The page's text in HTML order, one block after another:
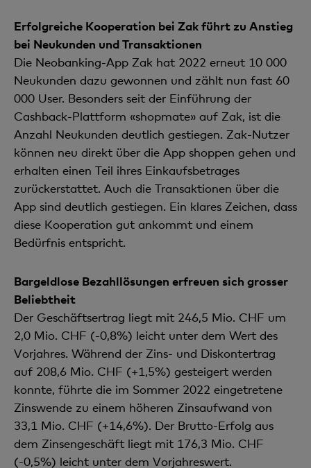
Erfolgreiche Kooperation bei Zak führt zu Anstieg
bei Neukunden und Transaktionen
Die Neobanking-App Zak hat 2022 erneut 10 000
Neukunden dazu gewonnen und zählt nun fast 60
000 User. Besonders seit der Einführung der
Cashback-Plattform «shopmate» auf Zak, ist die
Anzahl Neukunden deutlich gestiegen. Zak-Nutzer
können neu direkt über die App shoppen gehen und
erhalten einen Teil ihres Einkaufsbetrages
zurückerstattet. Auch die Transaktionen über die
App sind deutlich gestiegen. Ein klares Zeichen, dass
diese Kooperation gut ankommt und einem
Bedürfnis entspricht.
Bargeldlose Bezahllösungen erfreuen sich grosser
Beliebtheit
Der Geschäftsertrag liegt mit 246,5 Mio. CHF um
2,0 Mio. CHF (-0,8%) leicht unter dem Wert des
Vorjahres. Während der Zins- und Diskontertrag
auf 208,6 Mio. CHF (+1,5%) gesteigert werden
konnte, führte die im Sommer 2022 eingetretene
Zinswende zu einem höheren Zinsaufwand von
33,1 Mio. CHF (+14,6%). Der Brutto-Erfolg aus
dem Zinsengeschäft liegt mit 176,3 Mio. CHF
(-0,5%) leicht unter dem Vorjahreswert.